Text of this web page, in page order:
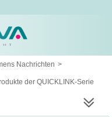
Nachrichten >
der QUICKLINK-Serie